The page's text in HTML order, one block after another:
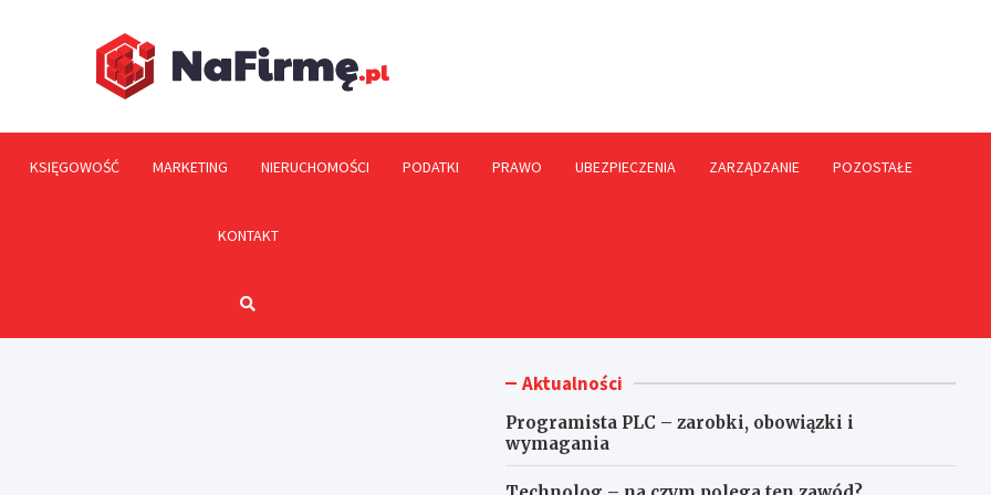
KSIĘGOWOŚĆ MARKETING NIERUCHOMOŚCI PODATKI PRAWO UBEZPIECZENIA ZARZĄDZANIE POZOSTAŁE
KONTAKT
Aktualności
Programista PLC – zarobki, obowiązki i
wymagania